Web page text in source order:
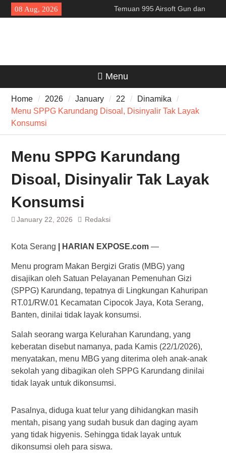
Skip
to
08 Aug, 2026
Temuan 995 Airsoft Gun dan
Narkoba di Sekolah Kebayoran
Masyarakat”
Menu
Home 2026 January 22
Dinamika
Menu SPPG Karundang Disoal, Disinyalir Tak Layak
Konsumsi
Menu SPPG Karundang
Disoal, Disinyalir Tak Layak
Konsumsi
January 22, 2026 Redaksi
Kota Serang | HARIAN EXPOSE.com—
Menu program Makan Bergizi Gratis (MBG) yang
disajikan oleh Satuan Pelayanan Pemenuhan Gizi
(SPPG) Karundang, tepatnya di Lingkungan Kahuripan
RT.01/RW.01 Kecamatan Cipocok Jaya, Kota Serang,
Banten, dinilai tidak layak konsumsi.
Salah seorang warga Kelurahan Karundang, yang
keberatan disebut namanya, pada Kamis (22/1/2026),
menyatakan, menu MBG yang diterima oleh anak-anak
sekolah yang dibagikan oleh SPPG Karundang dinilai
tidak layak untuk dikonsumsi.
Pasalnya, diduga kuat telur yang dihidangkan masih
mentah, pisang yang sudah busuk dan daging ayam
yang tidak higyenis. Sehingga tidak layak untuk
dikonsumsi oleh para siswa.